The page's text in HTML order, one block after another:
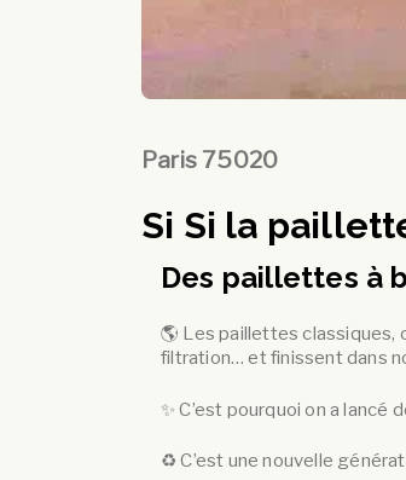
Paris 75020
Si Si la
Des paillettes à
🌎 Les paillettes classiques,
filtration… et finissent dans
✨ C’est pourquoi on a
♻️ C’est une nouvelle